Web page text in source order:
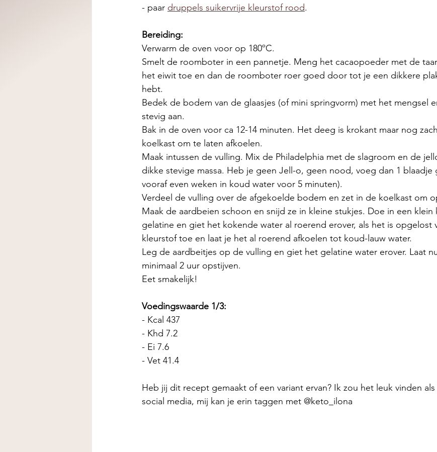
- paar druppels suikervrije kleurstof rood.
Bereiding:
Verwarm de oven voor op 180ºC.
Smelt de roomboter in een pannetje. Meng het cacaopoeder met de
het eiwit toe en dan de roomboter roer goed door tot je een dikkere
hebt.
Bedek de bodem van de glaasjes (of mini springvorm) met het mengsel
stevig aan.
Bak in de oven voor ca 12-14 minuten. Het deeg is krokant maar nog
koelkast om te laten afkoelen.
Maak intussen de vulling. Mix de Philadelphia met de slagroom en de
dikke stevige massa. Heb je geen Jell-o, geen nood, voeg dan 1 blaadje
vooraf even weken in koud water voor 5 minuten).
Verdeel de vulling over de afgekoelde bodem en zet in de koelkast om
Maak de aardbeien schoon en snijd ze in kleine stukjes. Doe in een klein
gelatine en giet het kokende water al roerend erover, als het is opgelost
kleurstof toe en laat je het al roerend afkoelen tot koud-lauw water.
Leg de aardbeitjes op de vulling en giet het gelatine water erover. Laat
minimaal 2 uur opstijven.
Eet smakelijk!
Voedingswaarde 1/3:
- Kcal 437
- Khd 7.2
- Ei 7.6
- Vet 41.4
Heb jij dit recept gemaakt of een variant ervan? Ik zou het leuk vinden
social media, mij kan je erin taggen met @keto_ilona